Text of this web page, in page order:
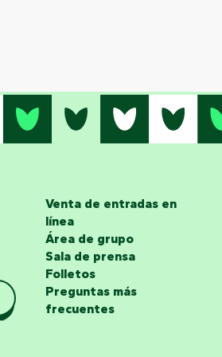
Venta de entradas en
línea
Área de grupo
Sala de prensa
Folletos
Preguntas más
frecuentes